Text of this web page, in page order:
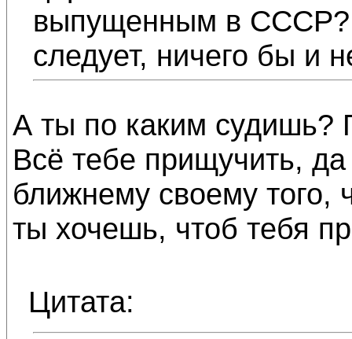
выпущенным в СССР?
следует, ничего бы
А ты по каким судишь?
Всё тебе прищучить,
ближнему своему того,
ты хочешь, чтоб тебя
Цитата: